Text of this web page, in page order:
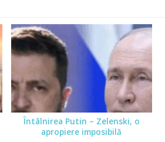
Întâlnirea Putin – Zelenski, o
apropiere imposibilă